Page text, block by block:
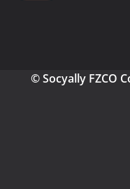
© Socyally FZCO